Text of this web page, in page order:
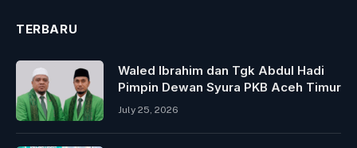
TERBARU
Waled Ibrahim dan Tgk Abdul Hadi
Pimpin Dewan Syura PKB Aceh Timur
July 25, 2026